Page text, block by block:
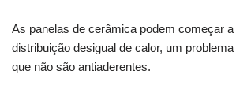
As panelas de cerâmica podem começar
distribuição desigual de calor, um
que não são antiaderentes.